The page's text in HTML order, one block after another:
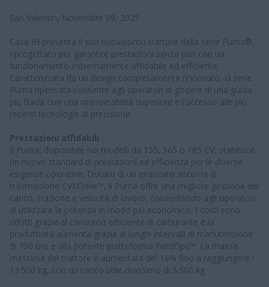
San Valentin, Novembre 09, 2025
Case IH presenta il suo nuovissimo trattore della serie Puma®,
riprogettato per garantire prestazioni senza pari con un
funzionamento estremamente affidabile ed efficiente.
Caratterizzata da un design completamente rinnovato, la serie
Puma ripensata consente agli operatori di godere di una guida
più fluida con una manovrabilità superiore e l'accesso alle più
recenti tecnologie di precisione.
Prestazioni affidabili
Il Puma, disponibile nei modelli da 155, 165 o 185 CV, stabilisce
un nuovo standard di prestazioni ed efficienza per le diverse
esigenze operative. Dotato di un avanzato sistema di
trasmissione CVXDrive™, il Puma offre una migliore gestione del
carico, trazione e velocità di lavoro, consentendo agli operatori
di utilizzare la potenza in modo più economico. I costi sono
ridotti grazie al consumo efficiente di carburante e la
produttività aumenta grazie ai lunghi intervalli di manutenzione
di 750 ore e alla potente piattaforma FieldOps™. La massa
massima del trattore è aumentata del 18% fino a raggiungere i
13.500 kg, con un carico utile massimo di 5.500 kg